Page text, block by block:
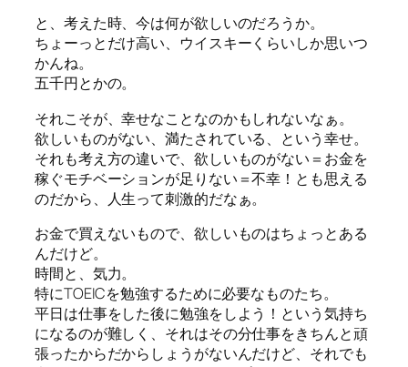
と、考えた時、今は何が欲しいのだろうか。
ちょーっとだけ高い、ウイスキーくらいしか思いつ
かんね。
五千円とかの。
それこそが、幸せなことなのかもしれないなぁ。
欲しいものがない、満たされている、という幸せ。
それも考え方の違いで、欲しいものがない＝お金を
稼ぐモチベーションが足りない＝不幸！とも思える
のだから、人生って刺激的だなぁ。
お金で買えないもので、欲しいものはちょっとある
んだけど。
時間と、気力。
特にTOEICを勉強するために必要なものたち。
平日は仕事をした後に勉強をしよう！という気持ち
になるのが難しく、それはその分仕事をきちんと頑
張ったからだからしょうがないんだけど、それでも